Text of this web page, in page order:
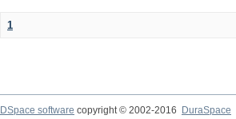
1
DSpace software copyright © 2002-2016
DuraSpace